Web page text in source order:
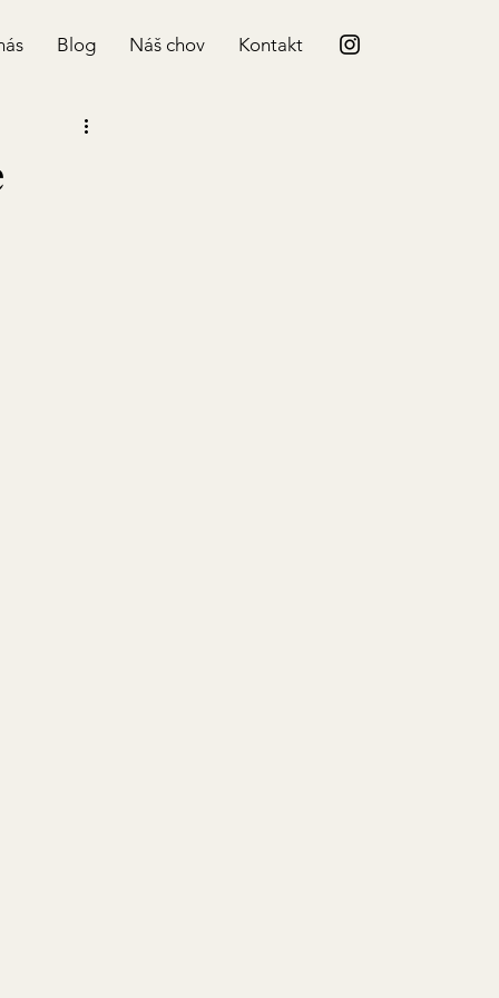
Blog Náš chov Kontakt